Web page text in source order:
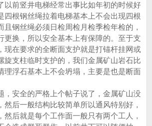
以前竖井电梯经常出事比如年初的时候好
四根钢丝绳拉着电梯基本上不会出现四根
且钢丝绳必须日检周检月检季检年检的，
更换，所以安全基本上有保障的。至于支
现在要求的全断面支护就是打锚杆挂网或
旋支柱临时支护的，我们金属矿山岩石比
理浮石基本上不会坍塌，主要是也是断面
，安全的严格上个帖子说了，金属矿山没
然后一般结构比较简单所以通风特别好，
然后就是每个工作面一般只有两个工人，